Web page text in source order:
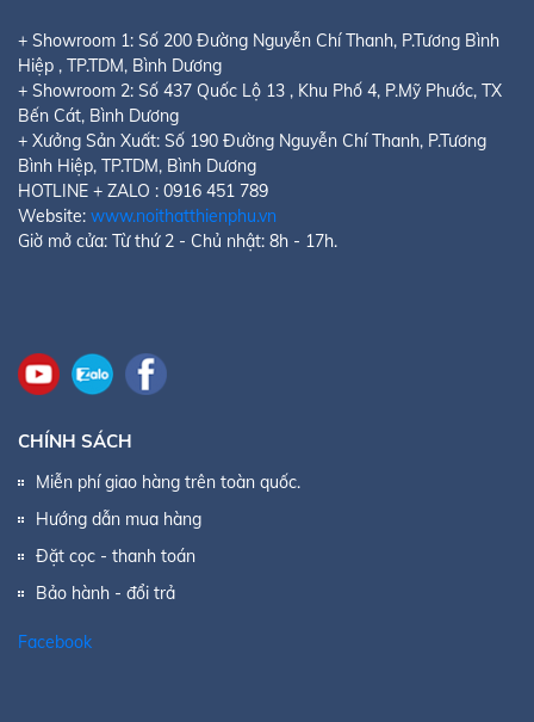
+ Showroom 1: Số 200 Đường Nguyễn Chí Thanh, P.Tương Bình
Hiệp , TP.TDM, Bình Dương
+ Showroom 2: Số 437 Quốc Lộ 13 , Khu Phố 4, P.Mỹ Phước, TX
Bến Cát, Bình Dương
+ Xưởng Sản Xuất: Số 190 Đường Nguyễn Chí Thanh, P.Tương
Bình Hiệp, TP.TDM, Bình Dương
HOTLINE + ZALO : 0916 451 789
Website: www.noithatthienphu.vn
Giờ mở cửa: Từ thứ 2 - Chủ nhật: 8h - 17h.
CHÍNH SÁCH
Miễn phí giao hàng trên toàn quốc.
Hướng dẫn mua hàng
Đặt cọc - thanh toán
Bảo hành - đổi trả
Facebook